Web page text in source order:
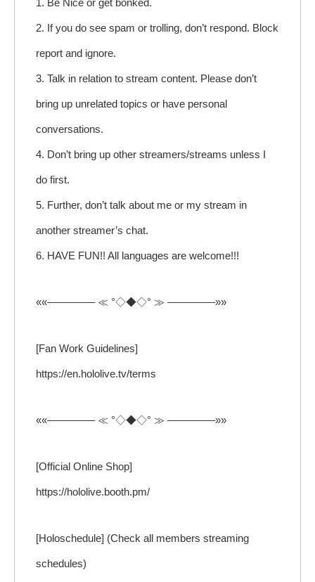
1. Be Nice or get bonked.
2. If you do see spam or trolling, don’t respond. Block
report and ignore.
3. Talk in relation to stream content. Please don’t
bring up unrelated topics or have personal
conversations.
4. Don’t bring up other streamers/streams unless I
do first.
5. Further, don’t talk about me or my stream in
another streamer’s chat.
6. HAVE FUN!! All languages are welcome!!!
««————– ≪ °◇◆◇° ≫ ————–»»
[Fan Work Guidelines]
https://en.hololive.tv/terms
««————– ≪ °◇◆◇° ≫ ————–»»
[Official Online Shop]
https://hololive.booth.pm/
[Holoschedule] (Check all members streaming
schedules)